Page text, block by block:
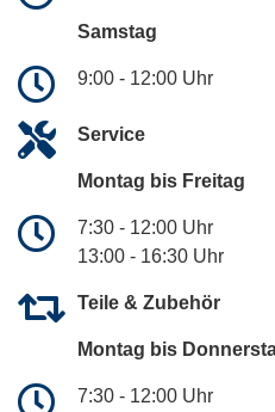
Samstag
9:00 - 12:00 Uhr
Service
Montag bis Freitag
7:30 - 12:00 Uhr
13:00 - 16:30 Uhr
Teile & Zubehör
Montag bis
7:30 - 12:00 Uhr